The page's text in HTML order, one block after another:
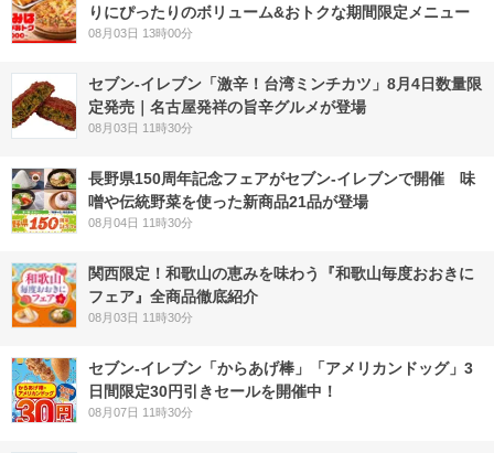
りにぴったりのボリューム&おトクな期間限定メニュー
08月03日 13時00分
セブン-イレブン「激辛！台湾ミンチカツ」8月4日数量限
定発売｜名古屋発祥の旨辛グルメが登場
08月03日 11時30分
長野県150周年記念フェアがセブン-イレブンで開催 味
噌や伝統野菜を使った新商品21品が登場
08月04日 11時30分
関西限定！和歌山の恵みを味わう『和歌山毎度おおきに
フェア』全商品徹底紹介
08月03日 11時30分
セブン‐イレブン「からあげ棒」「アメリカンドッグ」3
日間限定30円引きセールを開催中！
08月07日 11時30分